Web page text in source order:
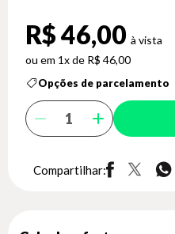
R$ 46,00
1x de R$ 46,00
Opções de parcelamento
Compartilhar: